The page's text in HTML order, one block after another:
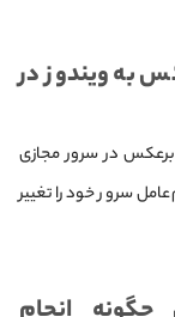
به ویندوز در
برعکس در سرور مجازی
سرور خود را تغییر